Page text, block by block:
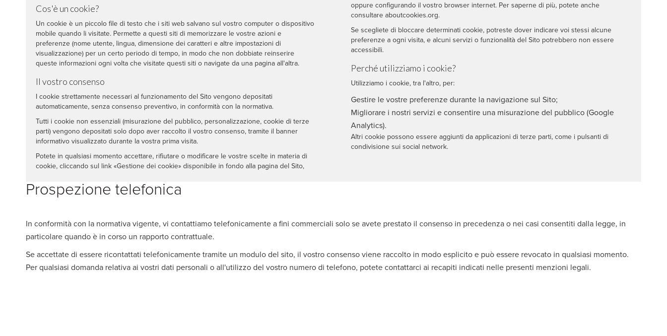
Cos'è un cookie?
Un cookie è un piccolo file di testo che i siti web salvano sul vostro computer o dispositivo
mobile quando li visitate. Permette a questi siti di memorizzare le vostre azioni e
preferenze (nome utente, lingua, dimensione dei caratteri e altre impostazioni di
visualizzazione) per un certo periodo di tempo, in modo che non dobbiate reinserire
queste informazioni ogni volta che visitate questi siti o navigate da una pagina all'altra.
Il vostro consenso
I cookie strettamente necessari al funzionamento del Sito vengono depositati
automaticamente, senza consenso preventivo, in conformità con la normativa.
Tutti i cookie non essenziali (misurazione del pubblico, personalizzazione, cookie di terze
parti) vengono depositati solo dopo aver raccolto il vostro consenso, tramite il banner
informativo visualizzato durante la vostra prima visita.
Potete in qualsiasi momento accettare, rifiutare o modificare le vostre scelte in materia di
cookie, cliccando sul link «Gestione dei cookie» disponibile in fondo alla pagina del Sito,
oppure configurando il vostro browser internet. Per saperne di più, potete anche
consultare aboutcookies.org.
Se scegliete di bloccare determinati cookie, potreste dover indicare voi stessi alcune
preferenze a ogni visita, e alcuni servizi o funzionalità del Sito potrebbero non essere
accessibili.
Perché utilizziamo i cookie?
Utilizziamo i cookie, tra l'altro, per:
Gestire le vostre preferenze durante la navigazione sul Sito;
Migliorare i nostri servizi e consentire una misurazione del pubblico (Google
Analytics).
Altri cookie possono essere aggiunti da applicazioni di terze parti, come i pulsanti di
condivisione sui social network.
Prospezione telefonica
In conformità con la normativa vigente, vi contattiamo telefonicamente a fini commerciali solo se avete prestato il consenso in precedenza o nei casi consentiti dalla legge, in
particolare quando è in corso un rapporto contrattuale.
Se accettate di essere ricontattati telefonicamente tramite un modulo del sito, il vostro consenso viene raccolto in modo esplicito e può essere revocato in qualsiasi momento.
Per qualsiasi domanda relativa ai vostri dati personali o all'utilizzo del vostro numero di telefono, potete contattarci ai recapiti indicati nelle presenti menzioni legali.